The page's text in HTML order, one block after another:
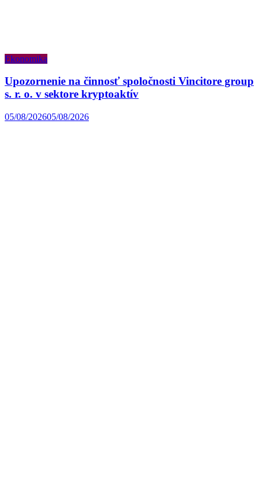
Ekonomika
Upozornenie na činnosť spoločnosti Vincitore group
s. r. o. v sektore kryptoaktív
05/08/202605/08/2026